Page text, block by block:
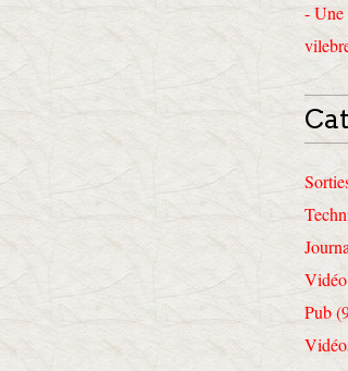
- Une
Pub